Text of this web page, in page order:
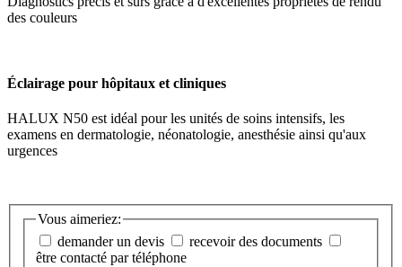
des couleurs
Éclairage pour hôpitaux et cliniques
HALUX N50 est idéal pour les unités de soins intensifs, les
examens en dermatologie, néonatologie, anesthésie ainsi qu'aux
urgences
Vous aimeriez:
demander un devis
recevoir des documents
être contacté par téléphone